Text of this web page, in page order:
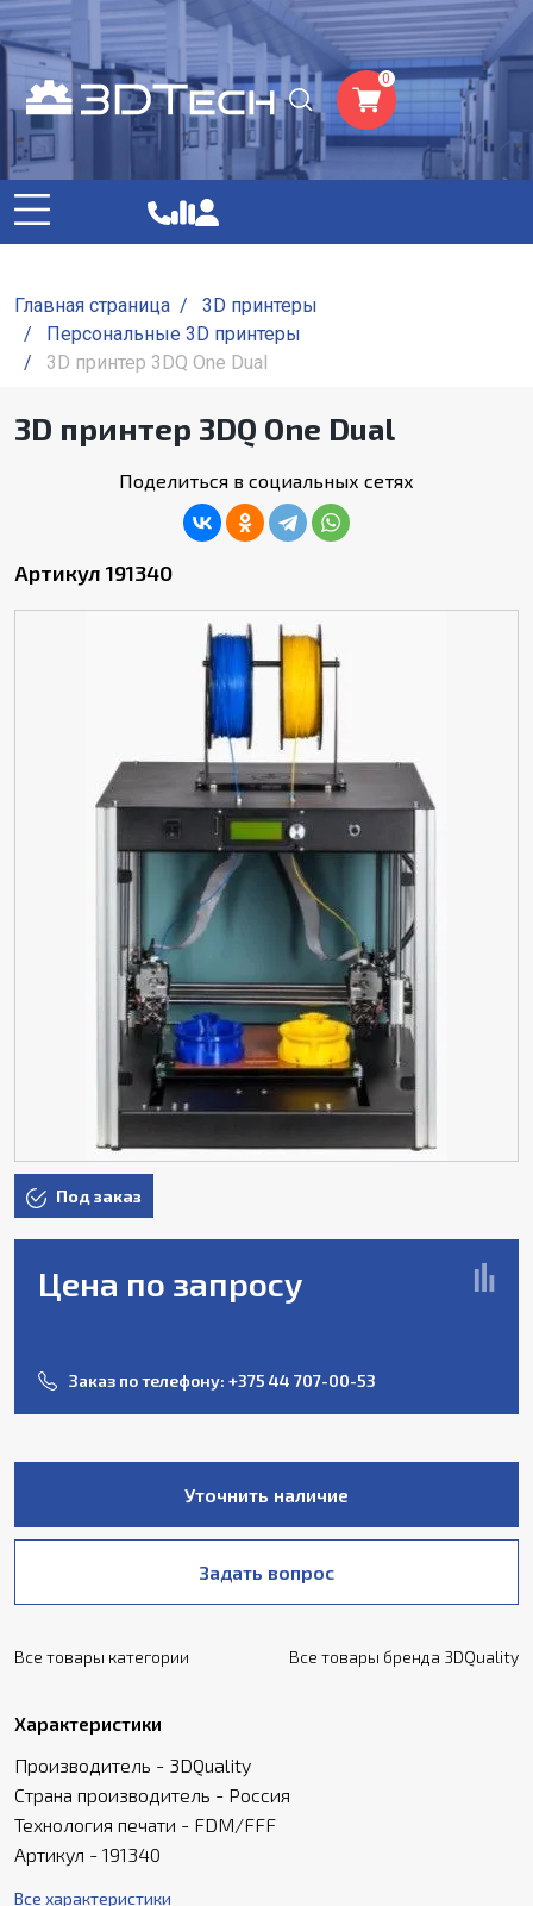
0
Главная страница /
3D принтеры
/
Персональные 3D принтеры
/
3D принтер 3DQ One Dual
3D принтер 3DQ One Dual
Поделиться в социальных сетях
Артикул 191340
Под заказ
Цена по запросу
Заказ по телефону: +375 44 707-00-53
Уточнить наличие
Задать вопрос
Все товары категории Все товары бренда 3DQuality
Характеристики
Производитель - 3DQuality
Страна производитель - Россия
Технология печати - FDM/FFF
Артикул - 191340
Все характеристики